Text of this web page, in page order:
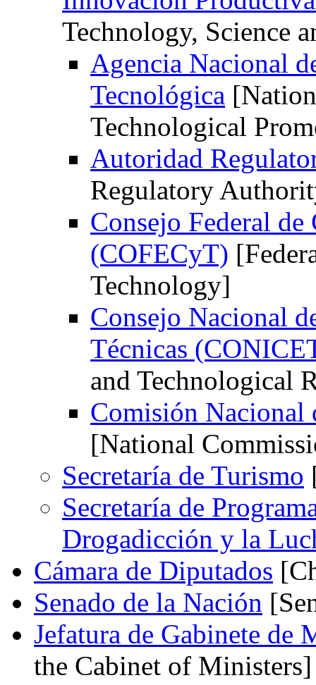
Technology, Science
Agencia Nacional
Tecnológica
Technological
Autoridad
Regulatory
Consejo Federal
(COFECyT)
Technology]
Consejo Nacional
Técnicas
and Technological
Comisión Nacional
[National
Secretaría de Turismo
Secretaría de
Drogadicción y la
Cámara de Diputados
Senado de la Nación
Jefatura de Gabinete de
the Cabinet of Ministers]